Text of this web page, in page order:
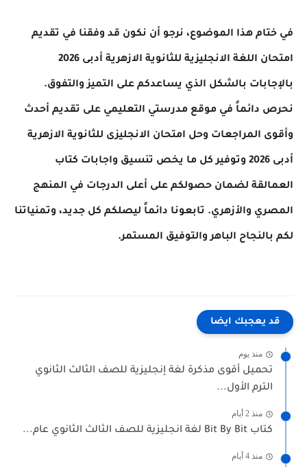
في ختام هذا الموضوع، نرجو أن نكون قد وفقنا في تقديم
امتحان اللغة الانجليزية للثانوية الازهرية أدبى 2026
بالإجابات بالشكل الذي يساعدكم على التميز والتفوق.
نحرص دائماً في موقع مدرستي التعليمي على تقديم أحدث
وأقوى المراجعات وحل امتحان الانجليزى للثانوية الازهرية
أدبى 2026 وتوفير كل ما يخص تنسيق واجابات كتاب
العمالقة لضمان حصولكم على أعلى الدرجات في المنهج
المصري والأزهري. تابعونا دائماً ليصلكم كل جديد، وتمنياتنا
لكم بالنجاح الباهر والتوفيق المستمر.
قد يعجبك ايضا
منذ يوم
تحميل أقوى مذكرة لغة إنجليزية للصف الثالث الثانوي
الترم الأول...
منذ 2 أيام
كتاب Bit By Bit لغة انجليزية للصف الثالث الثانوي عام...
منذ 4 أيام